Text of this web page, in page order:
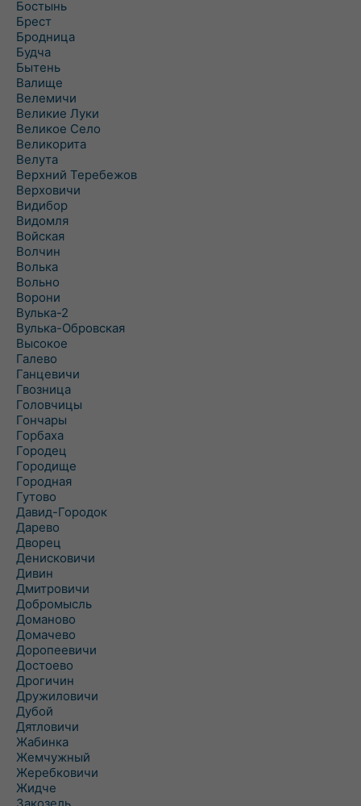
Бостынь
Брест
Бродница
Будча
Бытень
Валище
Велемичи
Великие Луки
Великое Село
Великорита
Велута
Верхний Теребежов
Верховичи
Видибор
Видомля
Войская
Волчин
Волька
Вольно
Ворони
Вулька-2
Вулька-Обровская
Высокое
Галево
Ганцевичи
Гвозница
Головчицы
Гончары
Горбаха
Городец
Городище
Городная
Гутово
Давид-Городок
Дарево
Дворец
Денисковичи
Дивин
Дмитровичи
Добромысль
Доманово
Домачево
Доропеевичи
Достоево
Дрогичин
Дружиловичи
Дубой
Дятловичи
Жабинка
Жемчужный
Жеребковичи
Жидче